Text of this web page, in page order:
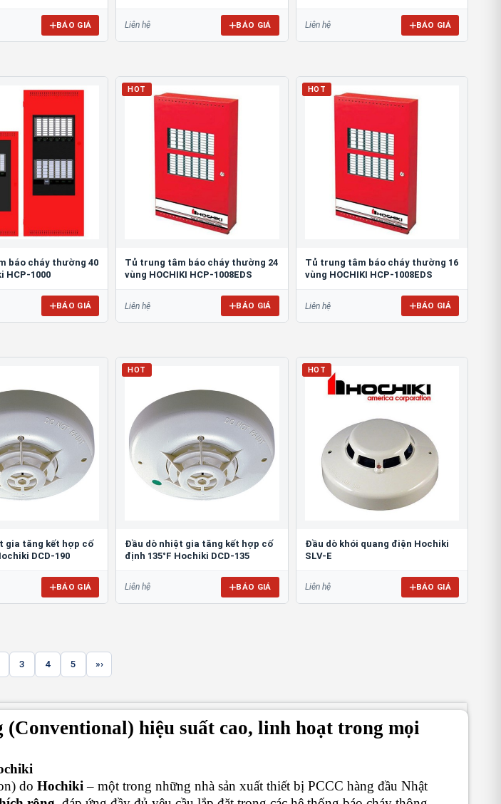
BÁO GIÁ Liên hệ BÁO GIÁ Liên hệ BÁO GIÁ
báo cháy thường 40
HCP-1000
BÁO GIÁ
HOT
Tủ trung tâm báo cháy thường 24
vùng HOCHIKI HCP-1008EDS
Liên hệ BÁO GIÁ
HOT
Tủ trung tâm báo cháy thường 16
vùng HOCHIKI HCP-1008EDS
Liên hệ BÁO GIÁ
gia tăng kết hợp cố
DCD-190
BÁO GIÁ
HOT
Đầu dò nhiệt gia tăng kết hợp cố
định 135°F Hochiki DCD-135
Liên hệ BÁO GIÁ
HOT
Đầu dò khói quang điện Hochiki
SLV-E
Liên hệ BÁO GIÁ
3 4 5 »
hiệu suất cao, linh hoạt trong mọi
do Hochiki – một trong những nhà sản xuất thiết bị PCCC hàng đầu Nhật